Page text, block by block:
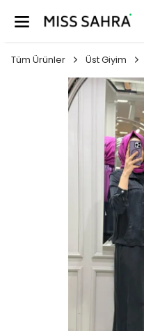
Tüm Ürünler Üst Giyim